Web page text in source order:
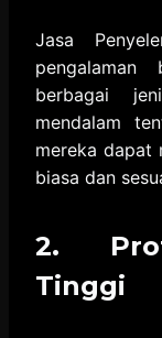
Jasa
pengalaman
berbagai
mendalam
mereka dapat
biasa dan
2.
Tinggi